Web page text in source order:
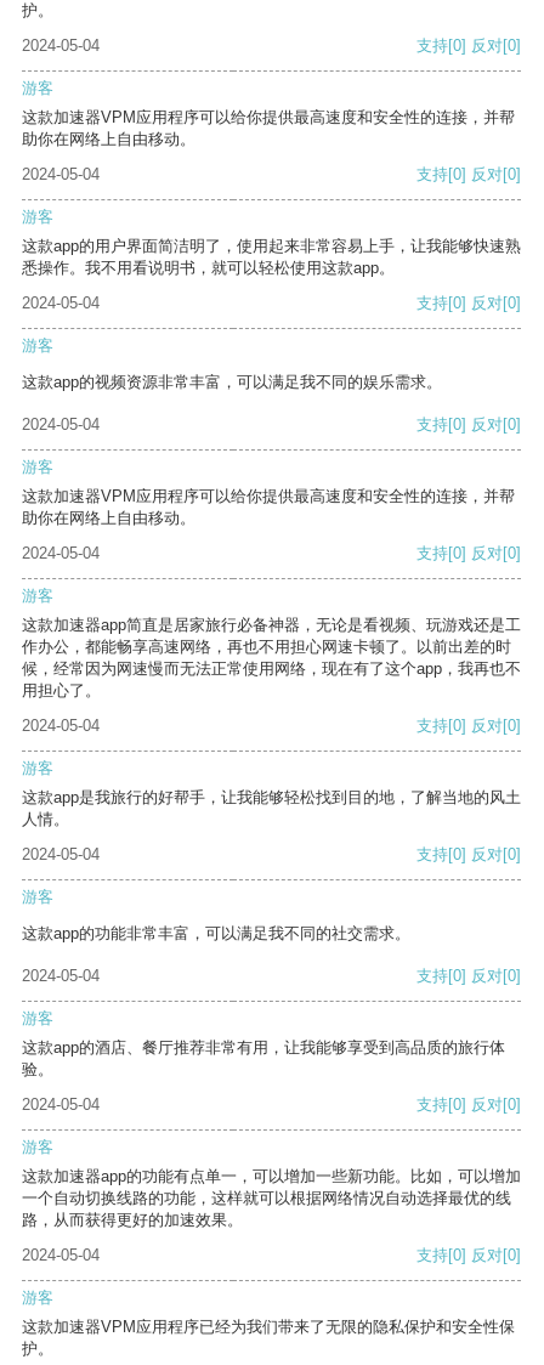
护。
2024-05-04
支持[0] 反对[0]
游客
这款加速器VPM应用程序可以给你提供最高速度和安全性的连接，并帮
助你在网络上自由移动。
2024-05-04
支持[0] 反对[0]
游客
这款app的用户界面简洁明了，使用起来非常容易上手，让我能够快速熟
悉操作。我不用看说明书，就可以轻松使用这款app。
2024-05-04
支持[0] 反对[0]
游客
这款app的视频资源非常丰富，可以满足我不同的娱乐需求。
2024-05-04 支持[0] 反对[0]
游客
这款加速器VPM应用程序可以给你提供最高速度和安全性的连接，并帮
助你在网络上自由移动。
2024-05-04
支持[0] 反对[0]
游客
这款加速器app简直是居家旅行必备神器，无论是看视频、玩游戏还是工
作办公，都能畅享高速网络，再也不用担心网速卡顿了。以前出差的时
候，经常因为网速慢而无法正常使用网络，现在有了这个app，我再也不
用担心了。
2024-05-04
支持[0] 反对[0]
游客
这款app是我旅行的好帮手，让我能够轻松找到目的地，了解当地的风土
人情。
2024-05-04
支持[0] 反对[0]
游客
这款app的功能非常丰富，可以满足我不同的社交需求。
2024-05-04 支持[0] 反对[0]
游客
这款app的酒店、餐厅推荐非常有用，让我能够享受到高品质的旅行体
验。
2024-05-04
支持[0] 反对[0]
游客
这款加速器app的功能有点单一，可以增加一些新功能。比如，可以增加
一个自动切换线路的功能，这样就可以根据网络情况自动选择最优的线
路，从而获得更好的加速效果。
2024-05-04
支持[0] 反对[0]
游客
这款加速器VPM应用程序已经为我们带来了无限的隐私保护和安全性保
护。